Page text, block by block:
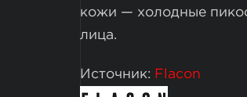
кожи — холодные
лица.
Источник: Flacon